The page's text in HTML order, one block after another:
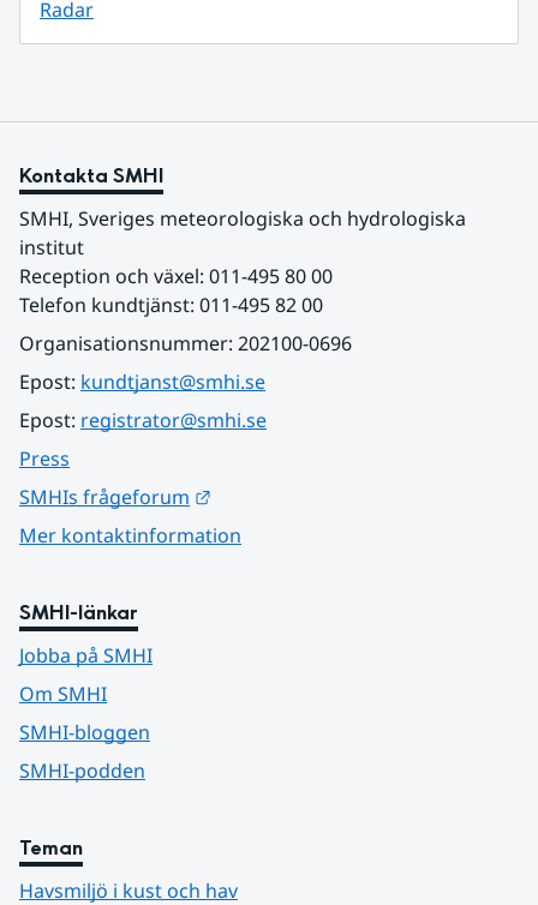
Radar
Kontakta SMHI
SMHI, Sveriges meteorologiska och hydrologiska
institut
Reception och växel: 011-495 80 00
Telefon kundtjänst: 011-495 82 00
Organisationsnummer: 202100-0696
Epost: kundtjanst@smhi.se
Epost: registrator@smhi.se
Press
SMHIs frågeforum
Mer kontaktinformation
SMHI-länkar
Jobba på SMHI
Om SMHI
SMHI-bloggen
SMHI-podden
Teman
Havsmiljö i kust och hav